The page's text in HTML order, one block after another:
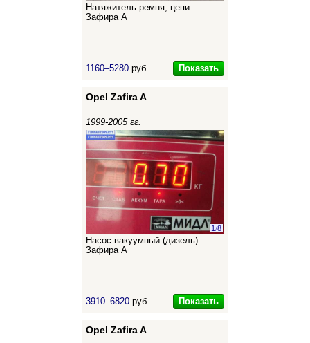
Натяжитель ремня, цепи
Зафира А
1160–5280 руб. Показать
Opel Zafira A
1999-2005 гг.
1/8
Насос вакуумный (дизель)
Зафира А
3910–6820 руб. Показать
Opel Zafira A